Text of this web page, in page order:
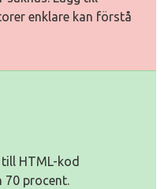
enklare kan förstå
HTML-kod
70 procent.